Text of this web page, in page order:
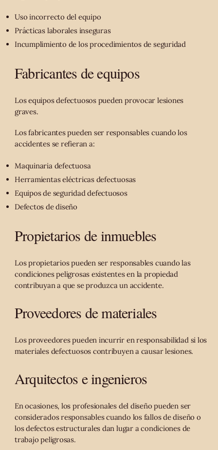
Uso incorrecto del equipo
Prácticas laborales inseguras
Incumplimiento de los procedimientos de seguridad
Fabricantes de equipos
Los equipos defectuosos pueden provocar lesiones
graves.
Los fabricantes pueden ser responsables cuando los
accidentes se refieran a:
Maquinaria defectuosa
Herramientas eléctricas defectuosas
Equipos de seguridad defectuosos
Defectos de diseño
Propietarios de inmuebles
Los propietarios pueden ser responsables cuando las
condiciones peligrosas existentes en la propiedad
contribuyan a que se produzca un accidente.
Proveedores de materiales
Los proveedores pueden incurrir en responsabilidad si los
materiales defectuosos contribuyen a causar lesiones.
Arquitectos e ingenieros
En ocasiones, los profesionales del diseño pueden ser
considerados responsables cuando los fallos de diseño o
los defectos estructurales dan lugar a condiciones de
trabajo peligrosas.